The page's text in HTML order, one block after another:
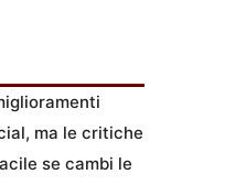
ma le critiche
se cambi le